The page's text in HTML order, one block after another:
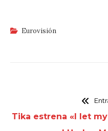
Eurovisión
Tika estrena «I let